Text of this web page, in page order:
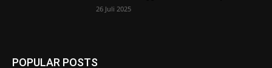
26 Juli 2025
POPULAR POSTS